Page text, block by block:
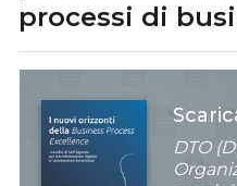
processi di
DTO